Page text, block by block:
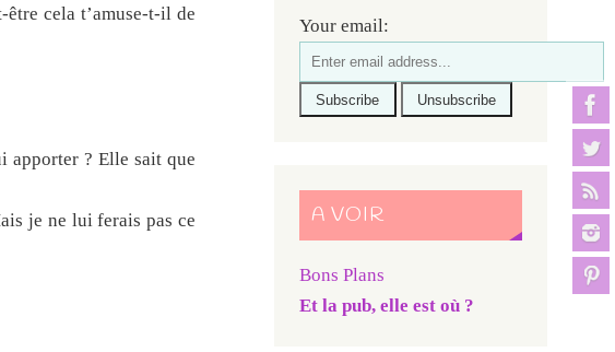
cela t’amuse-t-il de
apporter ? Elle sait que
je ne lui ferais pas ce
Your email:
A VOIR
Bons Plans
Et la pub, elle est où ?